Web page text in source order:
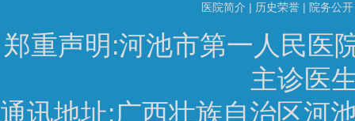
医院简介 | 历史荣誉 | 院务公开
郑重声明:河池市第一人民医
主诊医
通讯地址:广西壮族自治区河